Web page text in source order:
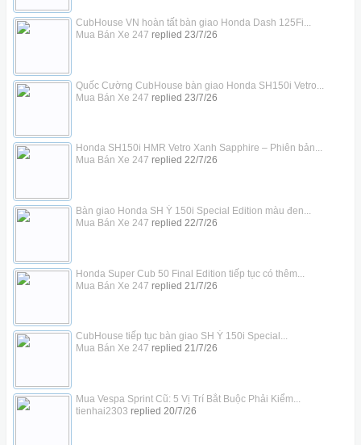
CubHouse VN hoàn tất bàn giao Honda Dash 125Fi...
Mua Bán Xe 247 replied 23/7/26
Quốc Cường CubHouse bàn giao Honda SH150i Vetro...
Mua Bán Xe 247 replied 23/7/26
Honda SH150i HMR Vetro Xanh Sapphire – Phiên bản...
Mua Bán Xe 247 replied 22/7/26
Bàn giao Honda SH Ý 150i Special Edition màu đen...
Mua Bán Xe 247 replied 22/7/26
Honda Super Cub 50 Final Edition tiếp tục có thêm...
Mua Bán Xe 247 replied 21/7/26
CubHouse tiếp tục bàn giao SH Ý 150i Special...
Mua Bán Xe 247 replied 21/7/26
Mua Vespa Sprint Cũ: 5 Vị Trí Bắt Buộc Phải Kiểm...
tienhai2303 replied 20/7/26